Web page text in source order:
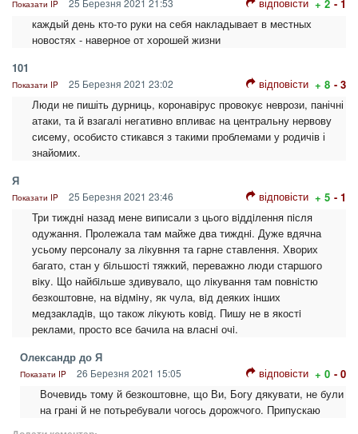
Показати IP 25 Березня 2021 21:53 + 2 - 1
каждый день кто-то руки на себя накладывает в местных
новостях - наверное от хорошей жизни
101
Показати IP 25 Березня 2021 23:02 відповісти + 8 - 3
Люди не пишіть дурниць, коронавірус провокує неврози, панічні
атаки, та й взагалі негативно впливає на центральну нервову
сисему, особисто стикався з такими проблемами у родичів і
знайомих.
Я
Показати IP 25 Березня 2021 23:46 відповісти + 5 - 1
Три тижднi назад мене виписали з цього вiддiлення пiсля
одужання. Пролежала там майже два тижднi. Дуже вдячна
усьому персоналу за лiкувння та гарне ставлення. Хворих
багато, стан у бiльшостi тяжкий, переважно люди старшого
вiку. Що найбiльше здивувало, що лiкування там повнiстю
безкоштовне, на вiдмiну, як чула, вiд деяких iнших
медзакладiв, що також лiкують ковiд. Пишу не в якостi
реклами, просто все бачила на власнi очi.
Олександр до Я
Показати IP 26 Березня 2021 15:05 відповісти + 0 - 0
Вочевидь тому й безкоштовне, що Ви, Богу дякувати, не були
на грані й не потьребували чогось дорожчого. Припускаю